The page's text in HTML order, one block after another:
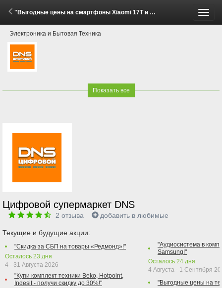
"Выгодные цены на смартфоны Xiaomi 17T и 17T Pro!" (29 Мая - 30 Июня 2026)
Электроника и Бытовая Техника
Показать все
Цифровой супермаркет DNS
2 отзыва добавить в любимые
Текущие и будущие акции:
"Скидка за СБП на товары «Редмонд»!"
Осталось 23 дня
4 - 31 Августа 2026
"Купи комплект техники Beko, Hotpoint,
Indesit - получи скидку до 30%!"
"Аудиосистема в
Samsung!"
Осталось 24 дня
4 Августа - 1 Сентября
"Выгодные цены на